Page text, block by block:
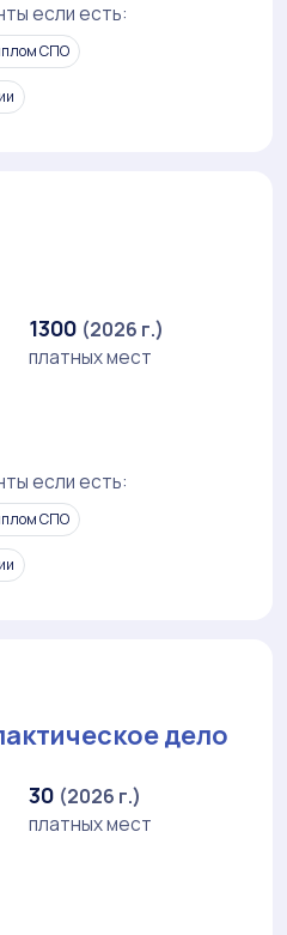
если есть:
СПО
1300 (2026 г.)
платных мест
если есть:
СПО
дело
30 (2026 г.)
платных мест